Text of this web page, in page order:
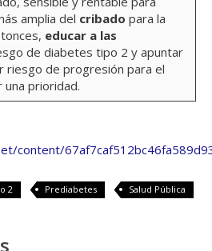
amplia del cribado para la
educar a las
de diabetes tipo 2 y apuntar
riesgo de progresión para el
prioridad.
content/
2 Prediabetes Salud Pública